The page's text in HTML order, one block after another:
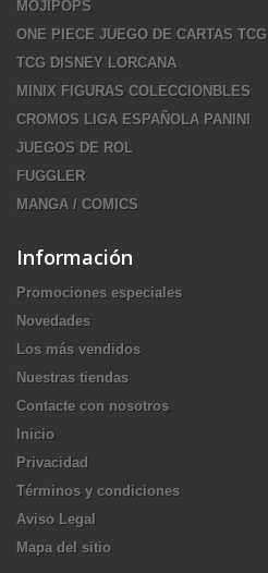
MOJIPOPS
ONE PIECE JUEGO DE CARTAS TCG
TCG DISNEY LORCANA
MINIX FIGURAS COLECCIONBLES
CROMOS LIGA ESPAÑOLA PANINI
JUEGOS DE ROL
FUGGLER
MANGA / COMICS
Información
Promociones especiales
Novedades
Los más vendidos
Nuestras tiendas
Contacte con nosotros
Inicio
Privacidad
Términos y condiciones
Aviso Legal
Mapa del sitio